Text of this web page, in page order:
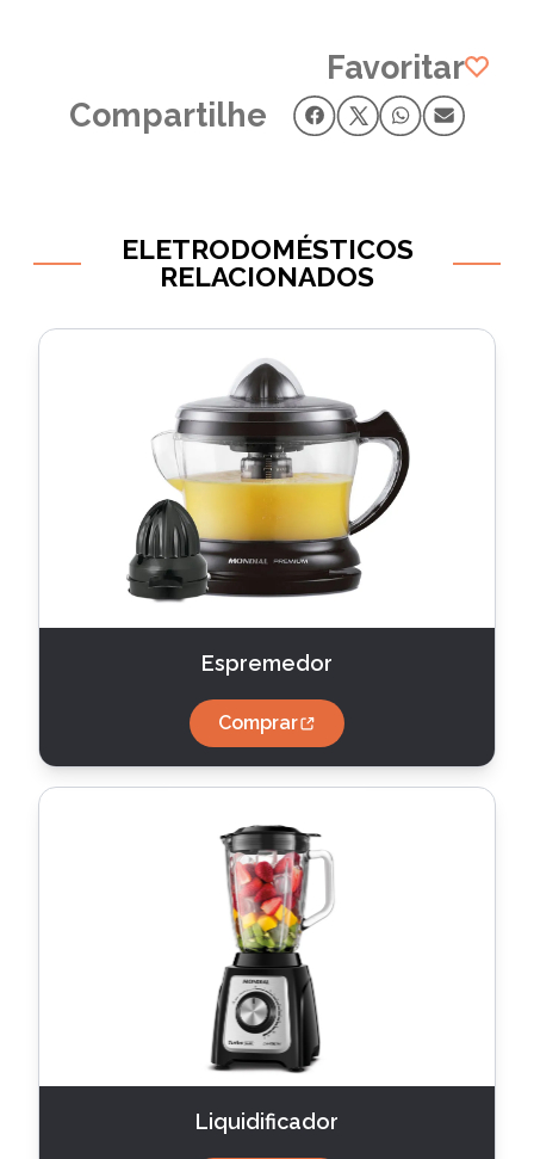
Favoritar
Compartilhe
ELETRODOMÉSTICOS
RELACIONADOS
Espremedor
Comprar
Liquidificador